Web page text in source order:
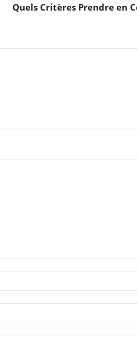
Quels Critères Prendre en